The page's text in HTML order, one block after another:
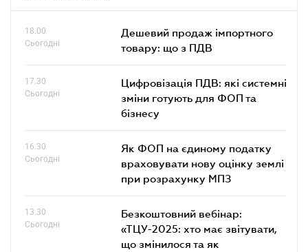
18.00
Сьогодні
Дешевий продаж імпортного
товару: що з ПДВ
17.30
Сьогодні
Цифровізація ПДВ: які системні
зміни готують для ФОП та
бізнесу
16.30
Сьогодні
Як ФОП на єдиному податку
враховувати нову оцінку землі
при розрахунку МПЗ
13.30
Сьогодні
Безкоштовний вебінар:
«ТЦУ-2025: хто має звітувати,
що змінилося та як